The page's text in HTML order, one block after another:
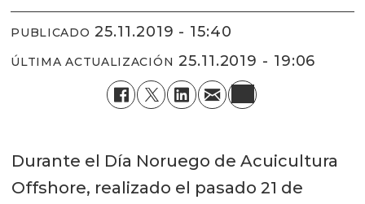
PUBLICADO 25.11.2019 - 15:40
ÚLTIMA ACTUALIZACIÓN 25.11.2019 - 19:06
Durante el Día Noruego de Acuicultura
Offshore, realizado el pasado 21 de